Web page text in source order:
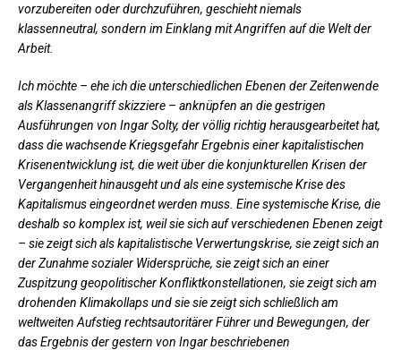
vorzubereiten oder durchzuführen, geschieht niemals
klassenneutral, sondern im Einklang mit Angriffen auf die Welt der
Arbeit.
Ich möchte – ehe ich die unterschiedlichen Ebenen der Zeitenwende
als Klassenangriff skizziere – anknüpfen an die gestrigen
Ausführungen von Ingar Solty, der völlig richtig herausgearbeitet hat,
dass die wachsende Kriegsgefahr Ergebnis einer kapitalistischen
Krisenentwicklung ist, die weit über die konjunkturellen Krisen der
Vergangenheit hinausgeht und als eine systemische Krise des
Kapitalismus eingeordnet werden muss. Eine systemische Krise, die
deshalb so komplex ist, weil sie sich auf verschiedenen Ebenen zeigt
– sie zeigt sich als kapitalistische Verwertungskrise, sie zeigt sich an
der Zunahme sozialer Widersprüche, sie zeigt sich an einer
Zuspitzung geopolitischer Konfliktkonstellationen, sie zeigt sich am
drohenden Klimakollaps und sie sie zeigt sich schließlich am
weltweiten Aufstieg rechtsautoritärer Führer und Bewegungen, der
das Ergebnis der gestern von Ingar beschriebenen